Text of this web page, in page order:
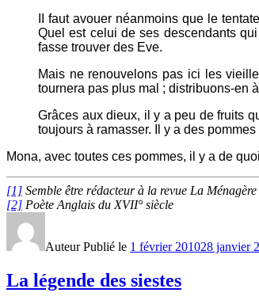
II faut avouer néanmoins que le
Quel est celui de ses descendants
fasse trouver des Eve.
Mais ne renouvelons pas ici les
tournera pas plus mal ; distribuons-en
Grâces aux dieux, il y a peu de fruits
toujours à ramasser. Il y a des
Mona, avec toutes ces pommes, il y a de
[1] Semble être rédacteur à la revue La
[2] Poète Anglais du XVII° siècle
AuteurPublié le 1 février 201028 janvier
La légende des siestes